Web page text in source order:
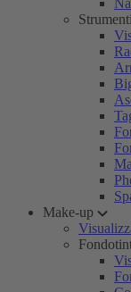
Make-up